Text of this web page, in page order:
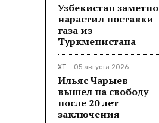
Узбекистан заметно
нарастил поставки
газа из
Туркменистана
ХТ 05 августа 2026
Ильяс Чарыев
вышел на свободу
после 20 лет
заключения